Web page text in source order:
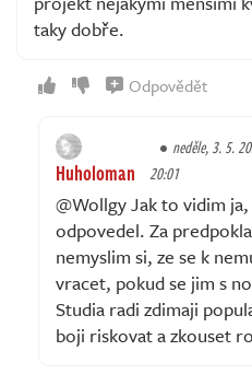
taky dobře.
Odpovědět
Huholoman
neděle, 3. 5.
20:01
@Wollgy Jak to vidim
odpovedel. Za
nemyslim si, ze se k
vracet, pokud se jim s
Studia radi zdimaji
boji riskovat a zkouset